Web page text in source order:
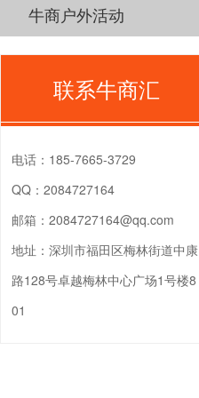
牛商户外活动
联系牛商汇
电话： 185-7665-3729
QQ： 2084727164
邮箱： 2084727164@qq.com
地址： 深圳市福田区梅林街道中康
路128号卓越梅林中心广场1号楼8
01